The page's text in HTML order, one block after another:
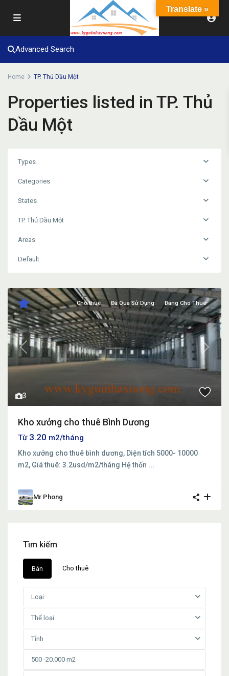
Advanced Search
Home TP. Thủ Dầu Một
Properties listed in TP. Thủ
Dầu Một
Types
Categories
States
TP. Thủ Dầu Một
Areas
Default
3
Previous Next
Cho thuê Đã Qua Sử Dụng Đang Cho Thuê
Kho xưởng cho thuê Bình Dương
Từ3.20 m2/tháng
Kho xưởng cho thuê bình dương, Diện tích 5000- 10000
m2, Giá thuê: 3.2usd/m2/tháng Hệ thốn ...
Mr Phong
Tìm kiếm
Bán Cho thuê
Loại
Thể loại
Tỉnh
Translate »